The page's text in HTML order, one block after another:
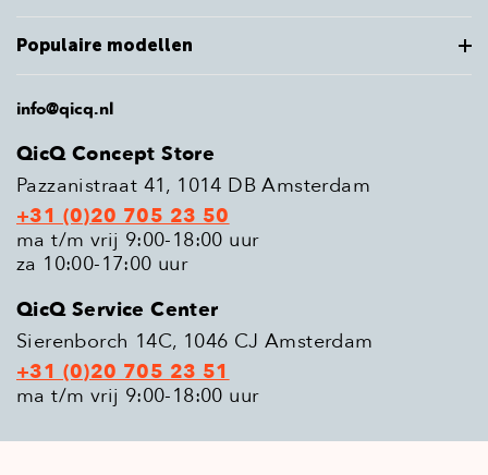
Populaire modellen
info@qicq.nl
QicQ Concept Store
Pazzanistraat 41, 1014 DB Amsterdam
+31 (0)20 705 23 50
ma t/m vrij 9:00-18:00 uur
za 10:00-17:00 uur
QicQ Service Center
Sierenborch 14C, 1046 CJ Amsterdam
+31 (0)20 705 23 51
ma t/m vrij 9:00-18:00 uur